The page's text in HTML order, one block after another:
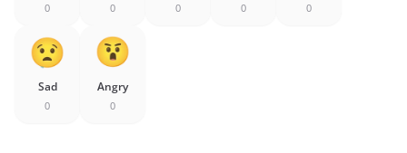
0 0 0 0 0
Sad
0
Angry
0